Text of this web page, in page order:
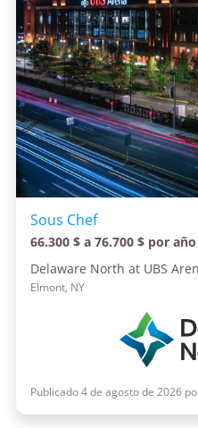
Sous Chef
66.300 $ a 76.700 $ por año
Delaware North at UBS
Elmont, NY
Publicado 4 de agosto de 2026